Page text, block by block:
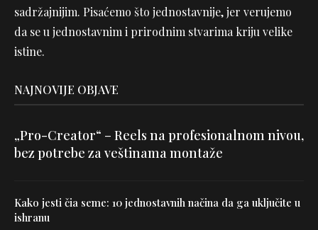
sadržajnijim. Pisaćemo što jednostavnije, jer verujemo
da se u jednostavnim i prirodnim stvarima kriju velike
istine.
NAJNOVIJE OBJAVE
„Pro-Creator“ – Reels na profesionalnom nivou,
bez potrebe za veštinama montaže
Kako jesti čia seme: 10 jednostavnih načina da ga uključite u
ishranu